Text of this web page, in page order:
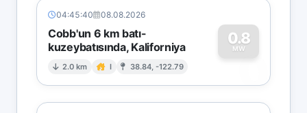
04:45:40 08.08.2026
Cobb'un 6 km batı-
kuzeybatısında, Kaliforniya
2.0 km I 38.84, -122.79
0.8
MW
0